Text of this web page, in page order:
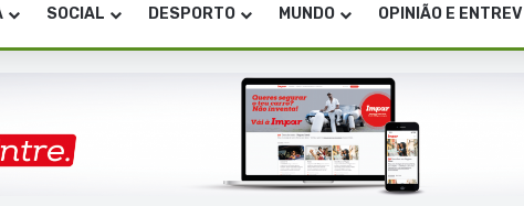
SOCIAL DESPORTO MUNDO OPINIÃO E